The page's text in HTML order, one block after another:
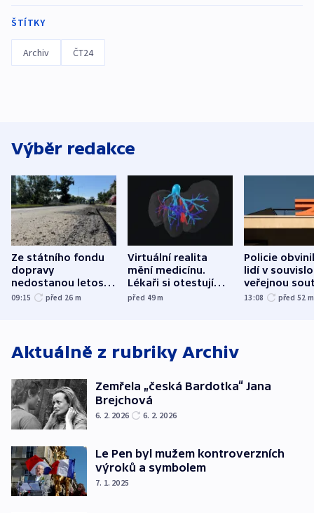
ŠTÍTKY
Archiv ČT24
Výběr redakce
Ze státního fondu
dopravy
nedostanou letos
kraje na silnice ani
09:15 před 26 m
Virtuální realita
mění medicínu.
Lékaři si otestují
každý řez, říká
před 49m
Policie
lidí v
veřejnou
Správy
13:08 před 52 m
Aktuálně z rubriky Archiv
Zemřela „česká Bardotka“ Jana
Brejchová
6. 2. 2026 6. 2. 2026
Le Pen byl mužem kontroverzních
výroků a symbolem
7. 1. 2025